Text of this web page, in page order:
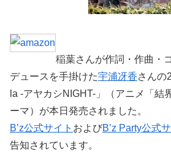
稲葉さんが作詞・作曲・
デュースを手掛けた宇浦冴香さんの
la -アヤカシNIGHT-」（アニメ「結
ーマ）が本日発売されました。
B’z公式サイト およびB’z Party公式
告知されています。